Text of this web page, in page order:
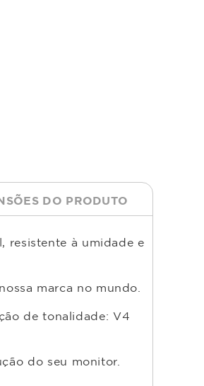
DO PRODUTO
resistente à umidade e
marca no mundo.
de tonalidade: V4
do seu monitor.